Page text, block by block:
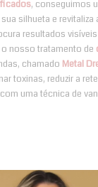
, conseguimos
silhueta e revitaliza
resultados
nosso tratamento de
chamado Metal
toxinas, reduzir a
uma técnica de